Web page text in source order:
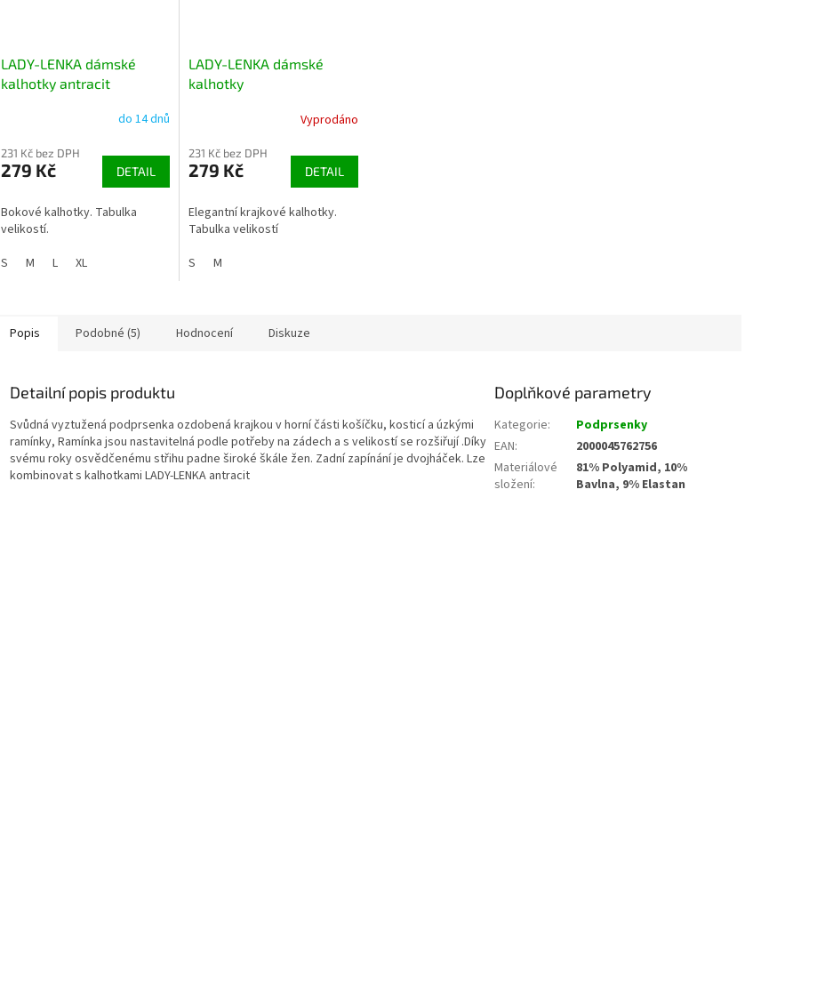
LADY-LENKA dámské
kalhotky antracit
do 14 dnů
231 Kč bez DPH
279 Kč DETAIL
Bokové kalhotky. Tabulka
velikostí.
S
M L XL
LADY-LENKA dámské
kalhotky
Vyprodáno
231 Kč bez DPH
279 Kč DETAIL
Elegantní krajkové kalhotky.
Tabulka velikostí
S
M
Popis Podobné (5) Hodnocení Diskuze
Detailní popis produktu
Svůdná vyztužená podprsenka ozdobená krajkou v horní části košíčku, kosticí a úzkými
ramínky, Ramínka jsou nastavitelná podle potřeby na zádech a s velikostí se rozšiřují .Díky
svému roky osvědčenému střihu padne široké škále žen. Zadní zapínání je dvojháček. Lze
kombinovat s kalhotkami LADY-LENKA antracit
Doplňkové parametry
Kategorie:
Podprsenky
EAN:
2000045762756
Materiálové
složení:
81% Polyamid, 10%
Bavlna, 9% Elastan